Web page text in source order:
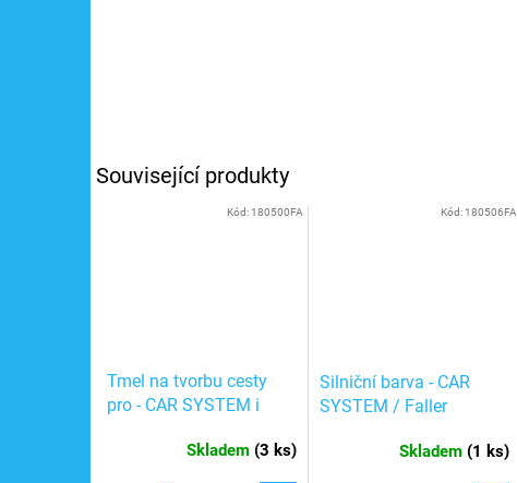
Související produkty
Tmel na tvorbu cesty
pro - CAR SYSTEM i
Skladem (3 ks)
Kód: 180500FA
Silniční barva - CAR
SYSTEM / Faller
Skladem (1 ks)
Kód: 180506FA